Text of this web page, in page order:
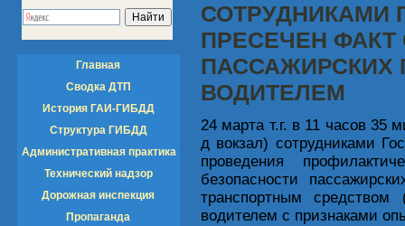
Главная
Сводка ДТП
История ГАИ-ГИБДД
Структура ГИБДД
Административная практика
Технический надзор
Дорожная инспекция
Пропаганда
СОТРУДНИКАМИ
ПРЕСЕЧЕН
ПАССАЖИРСКИХ
ВОДИТЕЛЕМ
24 марта т.г. в 11 часов 35
д вокзал) сотрудниками
проведения
безопасности
транспортным
водителем с признаками